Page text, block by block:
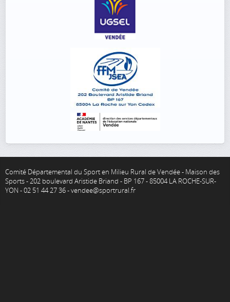
Comité Départemental du Sport en Milieu Rural de Vendée - Maison des
Sports - 202 boulevard Aristide Briand - BP 167 - 85004 LA ROCHE-SUR-
YON - 02 51 44 27 36 - vendee@sportrural.fr